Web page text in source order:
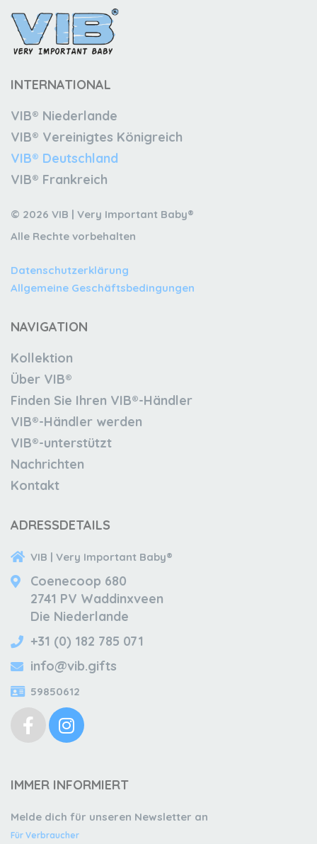
INTERNATIONAL
VIB® Niederlande
VIB® Vereinigtes Königreich
VIB® Deutschland
VIB® Frankreich
© 2026 VIB | Very Important Baby®
Alle Rechte vorbehalten
Datenschutzerklärung
Allgemeine Geschäftsbedingungen
NAVIGATION
Kollektion
Über VIB®
Finden Sie Ihren VIB®-Händler
VIB®-Händler werden
VIB®-unterstützt
Nachrichten
Kontakt
ADRESSDETAILS
VIB | Very Important Baby®
Coenecoop 680
2741 PV Waddinxveen
Die Niederlande
+31 (0) 182 785 071
info@vib.gifts
59850612
IMMER INFORMIERT
Melde dich für unseren Newsletter an
Für Verbraucher